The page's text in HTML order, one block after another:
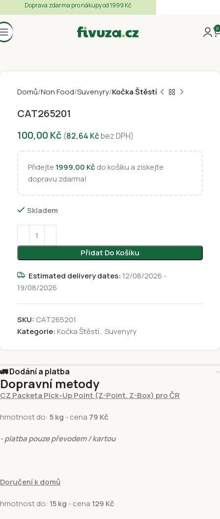
0
Domů Non Food Suvenyry Kočka Štěstí
CAT265201
100,00 Kč (82,64 Kčbez DPH)
Přidejte 1999,00 Kč do košíku a získejte
dopravu zdarma!
Skladem
Přidat Do Košíku
Estimated delivery dates: 12/08/2026 -
19/08/2026
SKU: CAT265201
Kategorie:Kočka Štěstí, Suvenyry
🚛 Dodání a platba
Dopravní metody
CZ Packeta Pick-Up Point (Z-Point. Z-Box) pro ČR
hmotnost do: 5 kg - cena 79 Kč
- platba pouze převodem / kartou
Doručení k domů
hmotnost do: 15 kg - cena 129 Kč
Doprava zdarma pro nákupy od 1999 Kč